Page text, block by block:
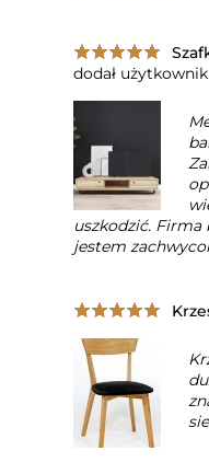
dodał użytkownik
uszkodzić. Firma
jestem